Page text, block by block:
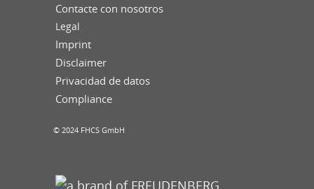
Contacte con nosotros
Legal
Imprint
Disclaimer
Privacidad de datos
Compliance
© 2024 FHCS GmbH